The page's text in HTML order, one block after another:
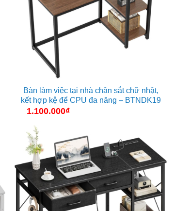
Bàn làm việc tại nhà chân sắt chữ nhật,
kết hợp kệ để CPU đa năng – BTNDK19
1.100.000₫